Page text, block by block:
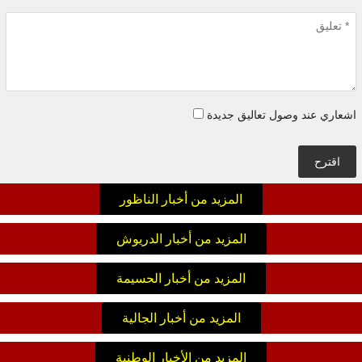
اشعاري عند وصول تعاليق جديدة
اقترح
المزيد من أخبار الناظور
المزيد من أخبار الدريوش
المزيد من أخبار الحسيمة
المزيد من أخبار الجالية
المزيد من الأخبار الوطنية